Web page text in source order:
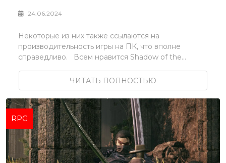
24.06.2024
Некоторые из них также ссылаются на
производительность игры на ПК, что вполне
справедливо. Всем нравится Shadow of the...
ЧИТАТЬ ПОЛНОСТЬЮ
RPG